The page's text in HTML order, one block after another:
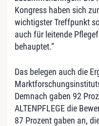
Kongress haben sich
wichtigster Treffpunkt
auch für leitende
behauptet.“
Das belegen auch die
Demnach gaben 92
ALTENPFLEGE die
87 Prozent gaben an,